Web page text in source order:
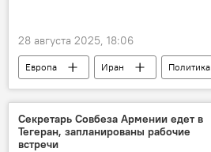
28 августа 2025, 18:06
Европа Иран Политика
Секретарь Совбеза Армении едет в
Тегеран, запланированы рабочие
встречи